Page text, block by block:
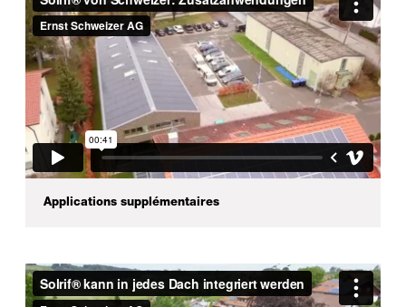
Applications supplémentaires